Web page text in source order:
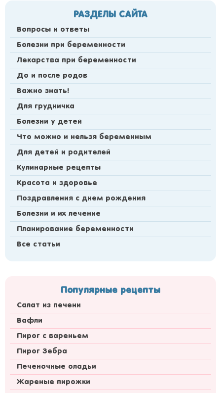
РАЗДЕЛЫ САЙТА
Вопросы и ответы
Болезни при беременности
Лекарства при беременности
До и после родов
Важно знать!
Для грудничка
Болезни у детей
Что можно и нельзя беременным
Для детей и родителей
Кулинарные рецепты
Красота и здоровье
Поздравления с днем рождения
Болезни и их лечение
Планирование беременности
Все статьи
Популярные рецепты
Салат из печени
Вафли
Пирог с вареньем
Пирог Зебра
Печеночные оладьи
Жареные пирожки